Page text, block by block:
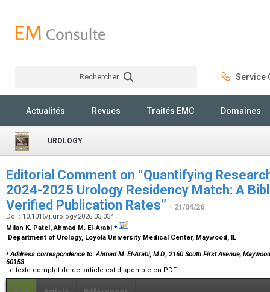
Rechercher Service
Actualités Revues Traités EMC Domaines
UROLOGY
Editorial Comment on “Quantifying
2024-2025 Urology Residency Match: A
Verified Publication Rates” - 21/04/26
Doi : 10.1016/j.urology.2026.03.034
Milan K. Patel, Ahmad M. El-Arabi ⁎
Department of Urology, Loyola University Medical Center, Maywood, IL
⁎Address correspondence to: Ahmad M. El-Arabi, M.D., 2160 South First Avenue,
60153
Le texte complet de cet article est disponible en PDF.